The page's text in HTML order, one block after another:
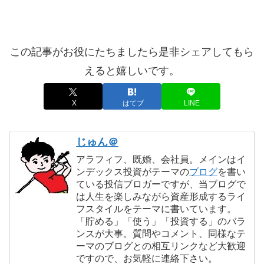
この記事がお役にたちましたら是非シェアしてもら
えると嬉しいです。
X はてブ LINE
じゅん＠
アラフィフ、既婚、会社員。メインはイ
ンデックス投資がテーマのブログを書い
ている投信ブロガーですが、当ブログで
は人生を楽しみながら資産形成するライ
フスタイルをテーマに書いています。
「貯める」「使う」「投資する」のバラ
ンスが大事。質問やコメント、同様なテ
ーマのブログとの相互リンクなど大歓迎
ですので、お気軽に連絡下さい。